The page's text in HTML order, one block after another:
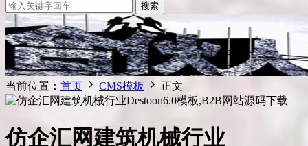
搜索
当前位置： 首页 CMS模板 正文
仿企汇网建筑机械行业